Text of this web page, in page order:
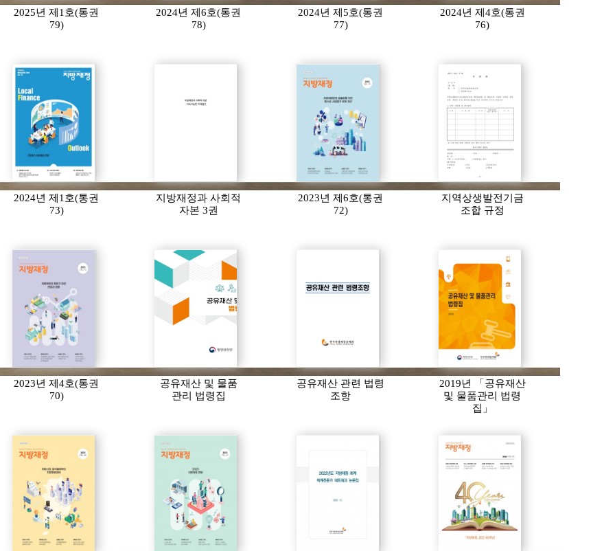
2025년 제1호(통권
79)
2024년 제6호(통권
78)
2024년 제5호(통권
77)
2024년 제4호(통권
76)
2024년 제1호(통권
73)
지방재정과 사회적
자본 3권
2023년 제6호(통권
72)
지역상생발전기금
조합 규정
2023년 제4호(통권
70)
공유재산 및 물품
관리 법령집
공유재산 관련 법령
조항
2019년 「공유재산
및 물품관리 법령
집」